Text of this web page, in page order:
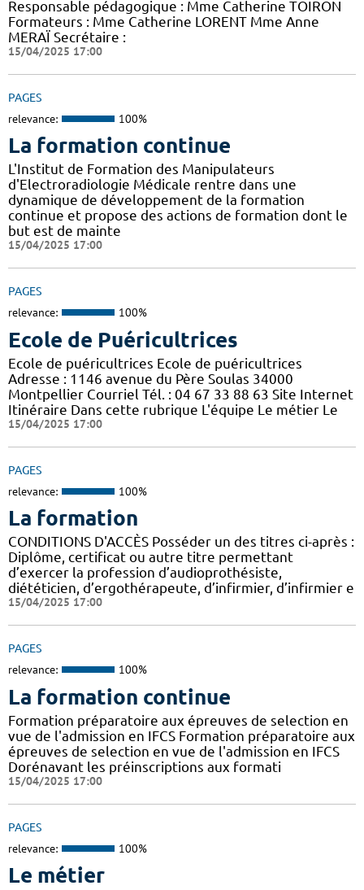
Responsable pédagogique : Mme Catherine TOIRON
Formateurs : Mme Catherine LORENT Mme Anne
MERAÏ Secrétaire :
15/04/2025 17:00
PAGES
relevance: 100%
La formation continue
L'Institut de Formation des Manipulateurs
d'Electroradiologie Médicale rentre dans une
dynamique de développement de la formation
continue et propose des actions de formation dont le
but est de mainte
15/04/2025 17:00
PAGES
relevance: 100%
Ecole de Puéricultrices
Ecole de puéricultrices Ecole de puéricultrices
Adresse : 1146 avenue du Père Soulas 34000
Montpellier Courriel Tél. : 04 67 33 88 63 Site Internet
Itinéraire Dans cette rubrique L'équipe Le métier Le
15/04/2025 17:00
PAGES
relevance: 100%
La formation
CONDITIONS D'ACCÈS Posséder un des titres ci-après :
Diplôme, certificat ou autre titre permettant
d’exercer la profession d’audioprothésiste,
diététicien, d’ergothérapeute, d’infirmier, d’infirmier e
15/04/2025 17:00
PAGES
relevance: 100%
La formation continue
Formation préparatoire aux épreuves de selection en
vue de l'admission en IFCS Formation préparatoire aux
épreuves de selection en vue de l'admission en IFCS
Dorénavant les préinscriptions aux formati
15/04/2025 17:00
PAGES
relevance: 100%
Le métier